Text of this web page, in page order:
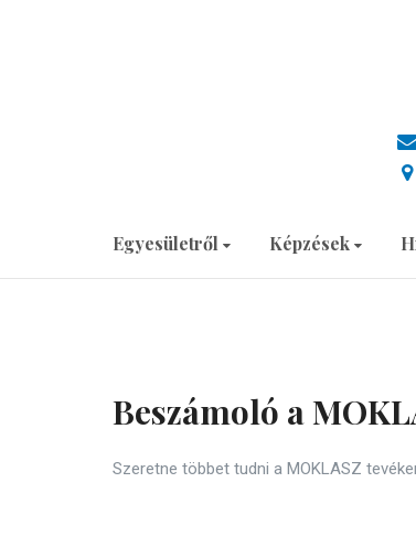
Egyesületről Képzések
Beszámoló a
Szeretne többet tudni a MOKLASZ